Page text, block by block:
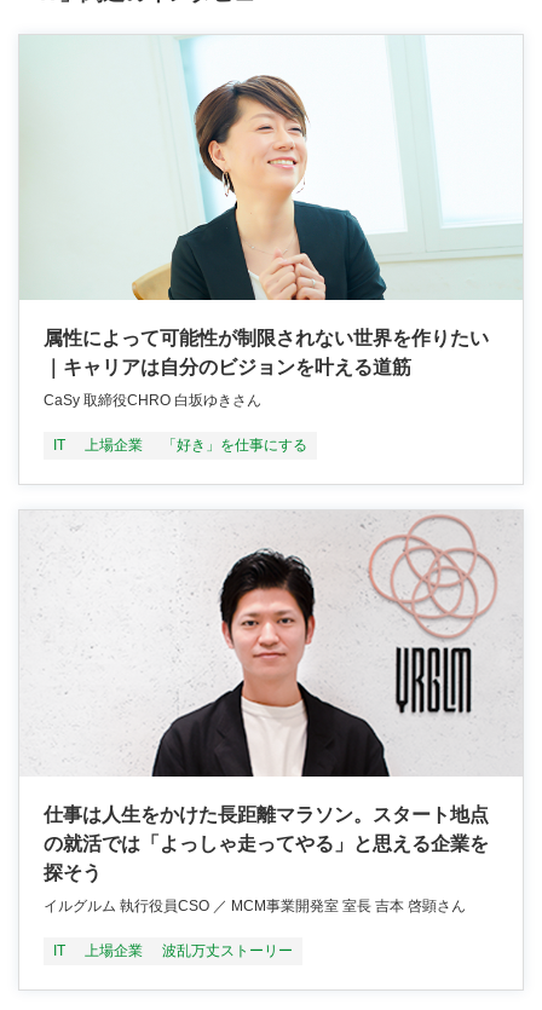
属性によって可能性が制限されない世界を作りたい
｜キャリアは自分のビジョンを叶える道筋
CaSy 取締役CHRO 白坂ゆきさん
IT 上場企業 「好き」を仕事にする
仕事は人生をかけた長距離マラソン。スタート地点
の就活では「よっしゃ走ってやる」と思える企業を
探そう
イルグルム 執行役員CSO ／ MCM事業開発室 室長 吉本 啓顕さん
IT 上場企業 波乱万丈ストーリー